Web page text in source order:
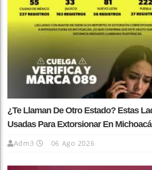
¿Te Llaman De Otro Estado? Estas
Usadas Para Extorsionar En
Adm3 06 Ago 2026